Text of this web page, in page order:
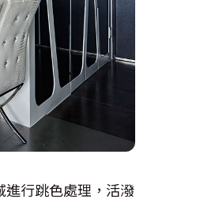
行跳色處理，活潑